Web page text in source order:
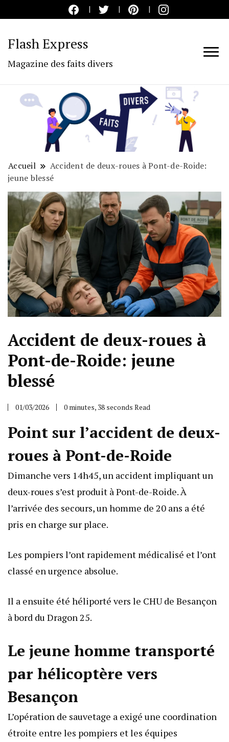
Flash Express
Magazine des faits divers
Accueil
Accident de deux-roues à Pont-de-Roide:
jeune blessé
Accident de deux-roues à
Pont-de-Roide: jeune
blessé
01/03/2026 0 minutes, 38 seconds Read
Point sur l’accident de deux-
roues à Pont-de-Roide
Dimanche vers 14h45, un accident impliquant un
deux-roues s’est produit à Pont-de-Roide. À
l’arrivée des secours, un homme de 20 ans a été
pris en charge sur place.
Les pompiers l’ont rapidement médicalisé et l’ont
classé en urgence absolue.
Il a ensuite été héliporté vers le CHU de Besançon
à bord du Dragon 25.
Le jeune homme transporté
par hélicoptère vers
Besançon
L’opération de sauvetage a exigé une coordination
étroite entre les pompiers et les équipes